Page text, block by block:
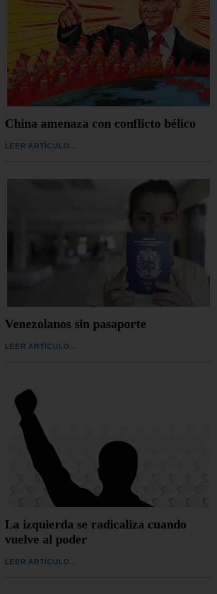
China amenaza con conflicto bélico
LEER ARTÍCULO...
Venezolanos sin pasaporte
LEER ARTÍCULO...
La izquierda se radicaliza cuando
vuelve al poder
LEER ARTÍCULO...